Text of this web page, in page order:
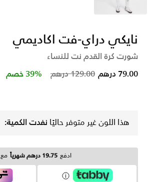
نايكي دراي-فت اكاديمي
شورت كرة القدم نت للنساء
Price reduced from
129.00 درهم to 79.00 درهم 39% خصم
هذا اللون غير متوفر حاليًا نفدت الكمية:
ادفع 19.75 درهم شهرياً مع